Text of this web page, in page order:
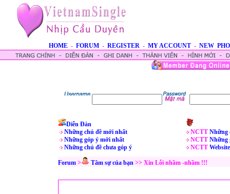
HOME - FORUM - REGISTER - MY ACCOUNT - NEW
Diễn Đàn
Những chủ đề mới nhất
Những góp ý mới nhất
Những chủ đề chưa góp ý
NCTT Những
NCTT Những
NCTT Website
Forum > Tâm sự của bạn >> Xin Lỗi nhầm -nhầm !!!